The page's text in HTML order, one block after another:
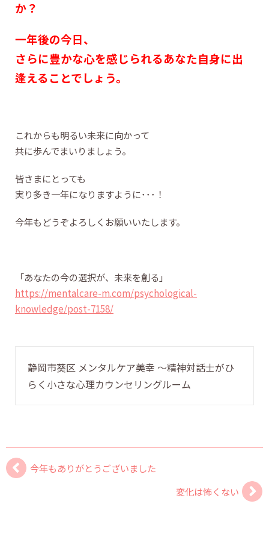
か？
一年後の今日、
さらに豊かな心を感じられるあなた自身に出
逢えることでしょう。
これからも明るい未来に向かって
共に歩んでまいりましょう。
皆さまにとっても
実り多き一年になりますように･･･！
今年もどうぞよろしくお願いいたします。
「あなたの今の選択が、未来を創る」
https://mentalcare-m.com/psychological-
knowledge/post-7158/
静岡市葵区 メンタルケア美幸 〜精神対話士がひ
らく小さな心理カウンセリングルーム
今年もありがとうございました
変化は怖くない